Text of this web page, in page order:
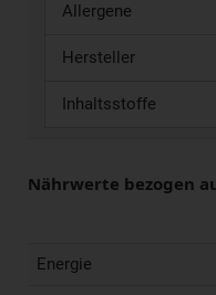
Allergene
Hersteller
Inhaltsstoffe
Nährwerte bezogen
Energie